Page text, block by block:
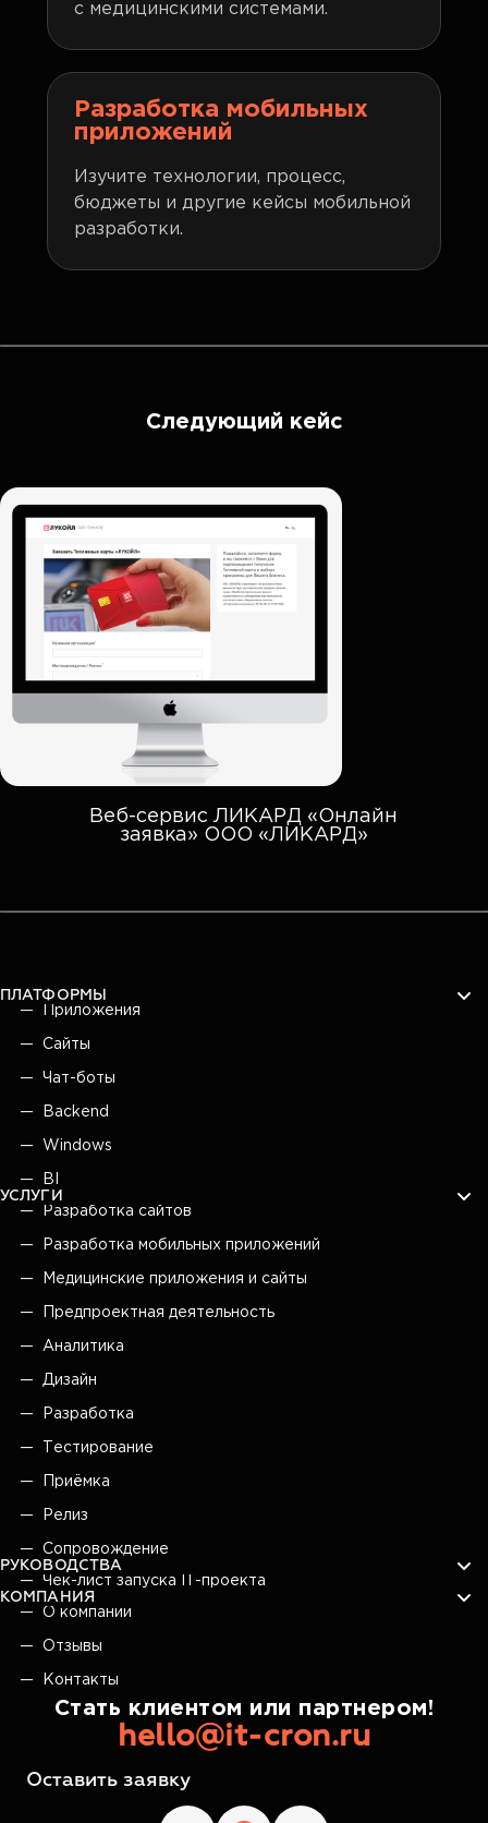
с медицинскими системами.
Разработка мобильных
приложений
Изучите технологии, процесс,
бюджеты и другие кейсы мобильной
разработки.
Следующий кейс
Веб-сервис ЛИКАРД «Онлайн
заявка» ООО «ЛИКАРД»
ПЛАТФОРМЫ
Приложения
Сайты
Чат-боты
Backend
Windows
BI
УСЛУГИ
Разработка сайтов
Разработка мобильных приложений
Медицинские приложения и сайты
Предпроектная деятельность
Аналитика
Дизайн
Разработка
Тестирование
Приёмка
Релиз
Сопровождение
РУКОВОДСТВА
Чек-лист запуска IT-проекта
КОМПАНИЯ
О компании
Отзывы
Контакты
Стать клиентом или партнером!
hello@it-cron.ru
Оставить заявку